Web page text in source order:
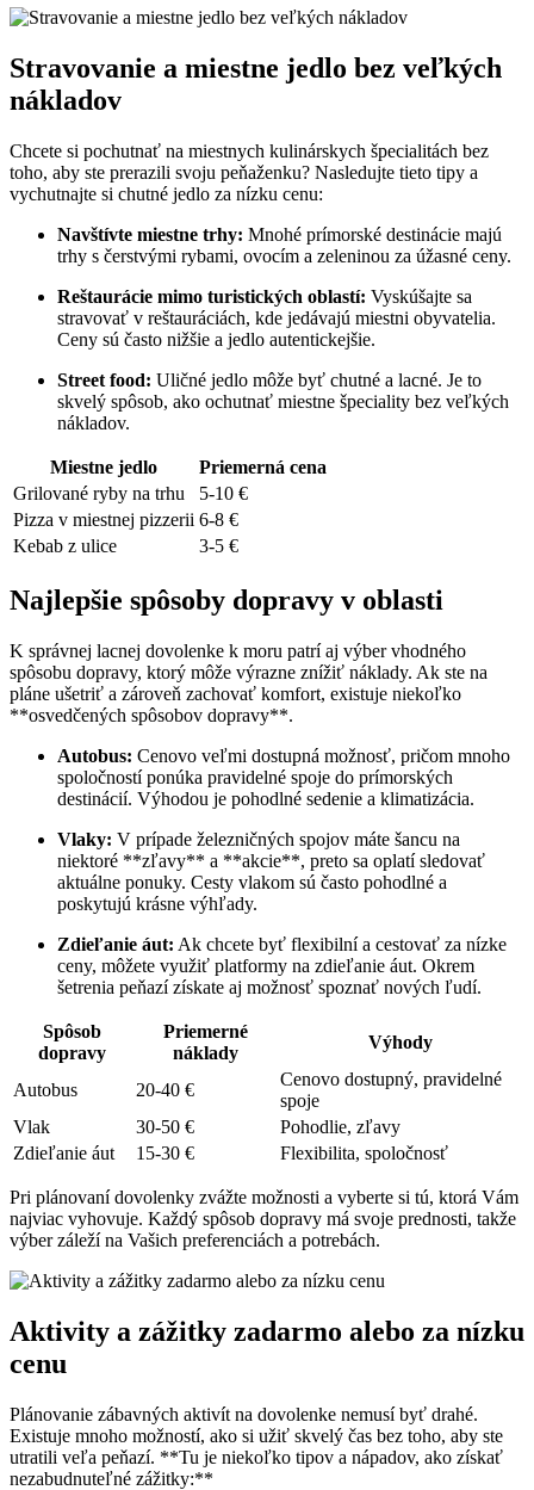
Stravovanie a miestne jedlo‍ bez ⁢veľkých
nákladov
Chcete si pochutnať na miestnych kulinárskych špecialitách bez
toho, aby ‍ste prerazili svoju peňaženku? Nasledujte tieto tipy a
vychutnajte si chutné jedlo za nízku cenu:
Navštívte miestne trhy: Mnohé prímorské destinácie majú
trhy s čerstvými rybami, ovocím a zeleninou za úžasné ceny.
Reštaurácie mimo turistických oblastí: Vyskúšajte sa​
stravovať v reštauráciách, kde jedávajú miestni obyvatelia.
Ceny sú ⁤často ⁢nižšie a jedlo autentickejšie.
Street food: ⁢Uličné jedlo môže byť chutné a⁤ lacné.‌ Je to
skvelý spôsob, ako ochutnať⁤ miestne špeciality bez veľkých
‌nákladov.
Miestne jedlo
Priemerná cena
Grilované ryby na trhu
5-10⁢ €
Pizza v miestnej pizzerii 6-8 €
Kebab z‍ ulice
3-5 €
Najlepšie spôsoby dopravy v oblasti
K správnej lacnej dovolenke k moru patrí aj výber vhodného
spôsobu dopravy, ktorý môže výrazne znížiť náklady. Ak ste na
pláne ušetriť a zároveň zachovať komfort, existuje niekoľko
**osvedčených spôsobov dopravy**.
Autobus: Cenovo⁢ veľmi dostupná možnosť, pričom mnoho
spoločností ponúka pravidelné spoje do prímorských
destinácií. Výhodou je pohodlné sedenie a ​klimatizácia.
Vlaky: V prípade železničných spojov máte šancu‌ na
niektoré ‍**zľavy** a **akcie**,⁢ preto sa oplatí sledovať
aktuálne ponuky. Cesty vlakom sú často pohodlné a
poskytujú krásne výhľady.
Zdieľanie ⁤áut: Ak chcete byť flexibilní a cestovať ‍za ‌nízke
ceny, môžete využiť platformy na zdieľanie áut. Okrem
šetrenia peňazí získate aj možnosť spoznať ⁤nových ľudí.
Spôsob
dopravy
Priemerné
náklady
Výhody
Autobus 20-40 €
Cenovo dostupný, pravidelné
spoje
Vlak
30-50 €
Pohodlie, zľavy
Zdieľanie áut
15-30​ € Flexibilita, spoločnosť
Pri plánovaní dovolenky zvážte možnosti a vyberte si tú, ktorá Vám
najviac vyhovuje. Každý spôsob dopravy má svoje prednosti, takže
výber záleží na Vašich preferenciách a potrebách.
Aktivity a zážitky zadarmo ‍alebo za nízku
cenu
Plánovanie zábavných aktivít na dovolenke nemusí byť drahé.
Existuje mnoho možností, ako si užiť skvelý čas bez toho, aby ste
utratili veľa peňazí. **Tu je niekoľko tipov a nápadov, ako získať
nezabudnuteľné zážitky:**